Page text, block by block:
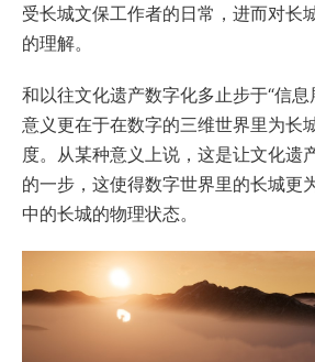
受长城文保工作者的日常，进而对长
的理解。
和以往文化遗产数字化多止步于“信息
意义更在于在数字的三维世界里为长
度。从某种意义上说，这是让文化遗
的一步，这使得数字世界里的长城更
中的长城的物理状态。